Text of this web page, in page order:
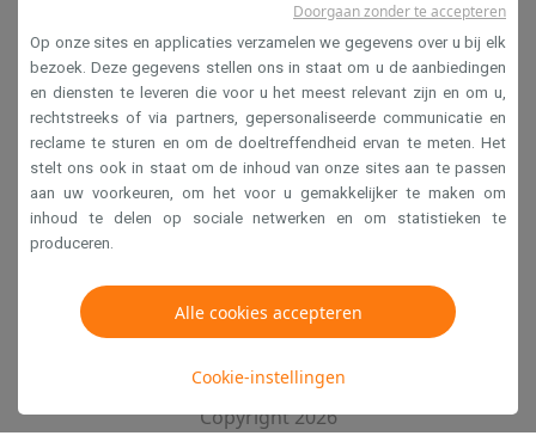
Verkoopsvoorwaarden
Privacy
Disclaimer
Cookies
Krëfel NV - Steenstraat 44 - Industriezone 4 "T Sas",
1851 Humbeek, België
Copyright 2026
Op onze sites en applicaties verzamelen we gegevens over u bij elk
bezoek. Deze gegevens stellen ons in staat om u de aanbiedingen
en diensten te leveren die voor u het meest relevant zijn en om u,
rechtstreeks of via partners, gepersonaliseerde communicatie en
reclame te sturen en om de doeltreffendheid ervan te meten. Het
stelt ons ook in staat om de inhoud van onze sites aan te passen
aan uw voorkeuren, om het voor u gemakkelijker te maken om
inhoud te delen op sociale netwerken en om statistieken te
produceren.
Alle cookies accepteren
Cookie-instellingen
Doorgaan zonder te accepteren